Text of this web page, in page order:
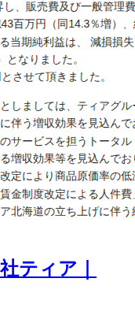
ティア｜